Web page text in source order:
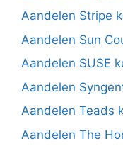
Aandelen Stripe
Aandelen Sun
Aandelen SUSE
Aandelen
Aandelen Teads
Aandelen The